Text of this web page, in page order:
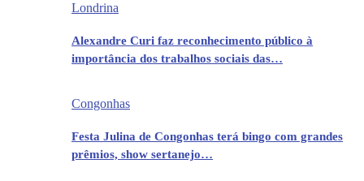
Londrina
Alexandre Curi faz reconhecimento público à
importância dos trabalhos sociais das…
Congonhas
Festa Julina de Congonhas terá bingo com grandes
prêmios, show sertanejo…